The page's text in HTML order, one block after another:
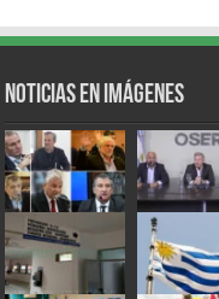
Noticias en Imágenes